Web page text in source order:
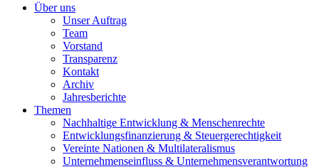
Über uns
Unser Auftrag
Team
Vorstand
Transparenz
Kontakt
Archiv
Jahresberichte
Themen
Nachhaltige Entwicklung & Menschenrechte
Entwicklungsfinanzierung & Steuergerechtigkeit
Vereinte Nationen & Multilateralismus
Unternehmenseinfluss & Unternehmensverantwortung